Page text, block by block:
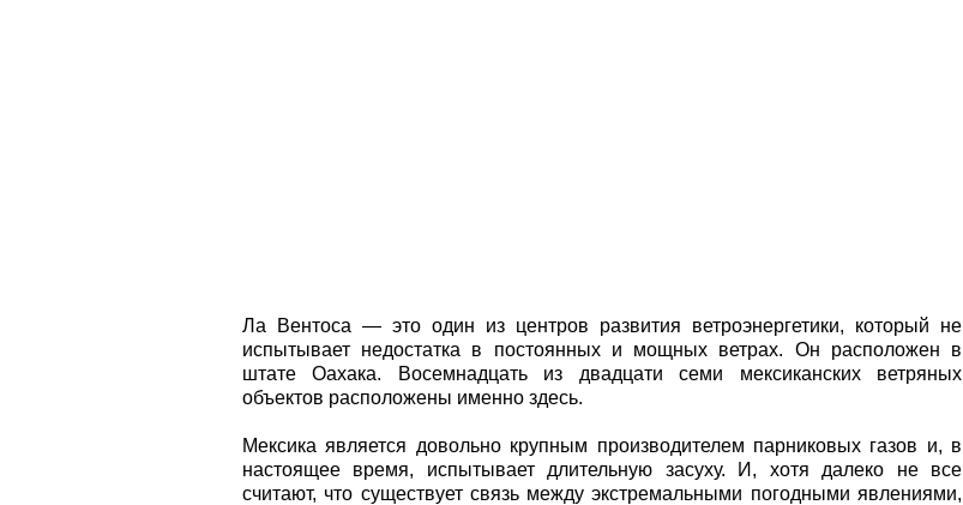
Ла Вентоса — это один из центров развития ветроэнергетики, который не
испытывает недостатка в постоянных и мощных ветрах. Он расположен в
штате Оахака. Восемнадцать из двадцати семи мексиканских ветряных
объектов расположены именно здесь.
Мексика является довольно крупным производителем парниковых газов и, в
настоящее время, испытывает длительную засуху. И, хотя далеко не все
считают, что существует связь между экстремальными погодными явлениями,